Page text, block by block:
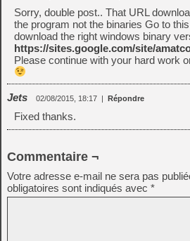
Sorry, double post.. That URL
the program not the binaries Go to
download the right windows binary
https://sites.google.com/site/
Please continue with your hard work
Jets 02/08/2015, 18:17 | Répondre
Fixed thanks.
Commentaire ¬
Votre adresse e-mail ne sera pas
obligatoires sont indiqués avec *